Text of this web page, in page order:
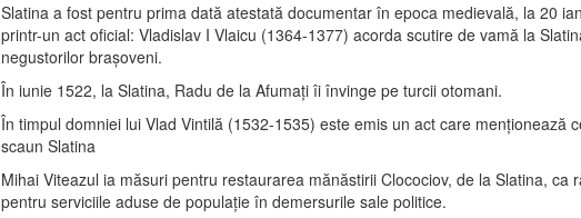
Slatina a fost pentru prima dată atestată documentar în epoca medievală, la 20
printr-un act oficial: Vladislav I Vlaicu (1364-1377) acorda scutire de vamă la
negustorilor braşoveni.
În iunie 1522, la Slatina, Radu de la Afumaţi îi învinge pe turcii otomani.
În timpul domniei lui Vlad Vintilă (1532-1535) este emis un act care menţionează
scaun Slatina
Mihai Viteazul ia măsuri pentru restaurarea mănăstirii Clocociov, de la Slatina, ca
pentru serviciile aduse de populaţie în demersurile sale politice.